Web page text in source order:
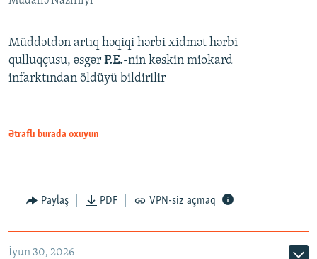
Müddətdən artıq həqiqi hərbi xidmət hərbi
qulluqçusu, əsgər P.E.-nin kəskin miokard
infarktından öldüyü bildirilir
Ətraflı burada oxuyun
Paylaş PDF VPN-siz açmaq
İyun 30, 2026